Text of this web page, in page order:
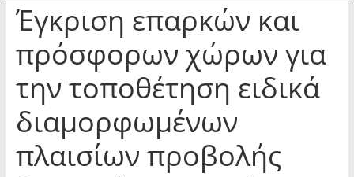
Έγκριση επαρκών και
πρόσφορων χώρων για
την τοποθέτηση ειδικά
διαμορφωμένων
πλαισίων προβολής